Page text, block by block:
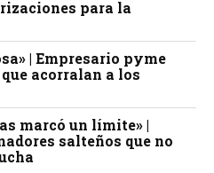
para la
| Empresario pyme
acorralan a los
marcó un límite» |
salteños que no